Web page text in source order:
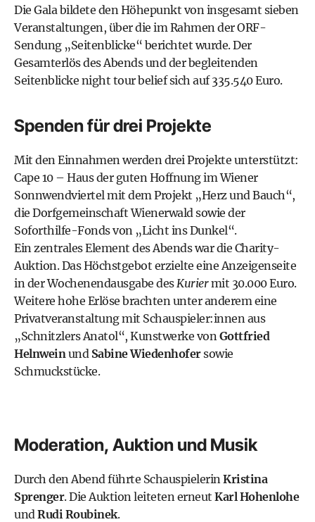
Die Gala bildete den Höhepunkt von insgesamt sieben
Veranstaltungen, über die im Rahmen der ORF-
Sendung „Seitenblicke“ berichtet wurde. Der
Gesamterlös des Abends und der begleitenden
Seitenblicke night tour belief sich auf 335.540 Euro.
Spenden für drei Projekte
Mit den Einnahmen werden drei Projekte unterstützt:
Cape 10 – Haus der guten Hoffnung im Wiener
Sonnwendviertel mit dem Projekt „Herz und Bauch“,
die Dorfgemeinschaft Wienerwald sowie der
Soforthilfe-Fonds von „Licht ins Dunkel“.
Ein zentrales Element des Abends war die Charity-
Auktion. Das Höchstgebot erzielte eine Anzeigenseite
in der Wochenendausgabe desKuriermit 30.000 Euro.
Weitere hohe Erlöse brachten unter anderem eine
Privatveranstaltung mit Schauspieler:innen aus
„Schnitzlers Anatol“, Kunstwerke vonGottfried
Helnweinund Sabine Wiedenhofersowie
Schmuckstücke.
Moderation, Auktion und Musik
Durch den Abend führte SchauspielerinKristina
Sprenger. Die Auktion leiteten erneut Karl Hohenlohe
undRudi Roubinek.